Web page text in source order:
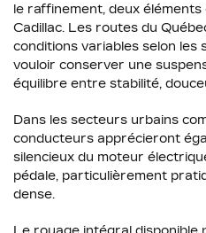
le raffinement, deux éléments
Cadillac. Les routes du
conditions variables selon les
vouloir conserver une
équilibre entre stabilité,
Dans les secteurs urbains
conducteurs apprécieront
silencieux du moteur
pédale, particulièrement
dense.